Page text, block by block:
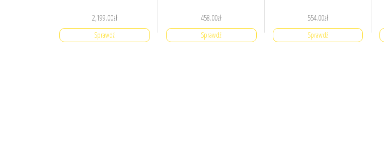
2,199.00zł
Sprawdź
458.00zł
Sprawdź
554.00zł
Sprawdź